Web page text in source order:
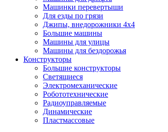
Машинки перевертыши
Для езды по грязи
Джипы, внедорожники 4x4
Большие машины
Машины для улицы
Машины для бездорожья
Конструкторы
Большие конструкторы
Светящиеся
Электромеханические
Робототехнические
Радиоуправляемые
Динамические
Пластмассовые